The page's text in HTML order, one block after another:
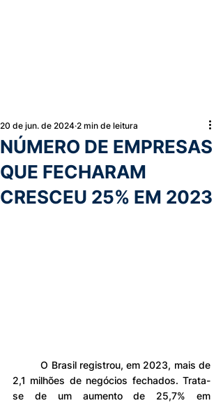
NÚMERO DE EMPRESAS
QUE FECHARAM
CRESCEU 25% EM 2023
20 de jun. de 2024 2 min de leitura
	O Brasil registrou, em 2023, mais de
2,1 milhões de negócios fechados. Trata-
se de um aumento de 25,7% em